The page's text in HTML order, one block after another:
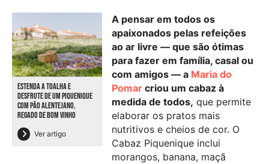
ESTENDA A TOALHA E
DESFRUTE DE UM PIQUENIQUE
COM PÃO ALENTEJANO,
REGADO DE BOM VINHO
Ver artigo
A pensar em todos os
apaixonados pelas refeições
ao ar livre — que são ótimas
para fazer em família, casal ou
com amigos — a Maria do
Pomar criou um cabaz à
medida de todos, que permite
elaborar os pratos mais
nutritivos e cheios de cor. O
Cabaz Piquenique inclui
morangos, banana, maçã